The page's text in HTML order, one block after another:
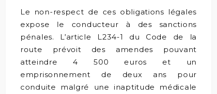
Le non-respect de ces obligations légales
expose le conducteur à des sanctions
pénales. L’article L234-1 du Code de la
route prévoit des amendes pouvant
atteindre 4 500 euros et un
emprisonnement de deux ans pour
conduite malgré une inaptitude médicale